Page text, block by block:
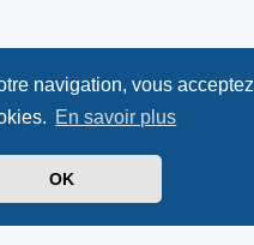
navigation, vous acceptez
En savoir plus
OK